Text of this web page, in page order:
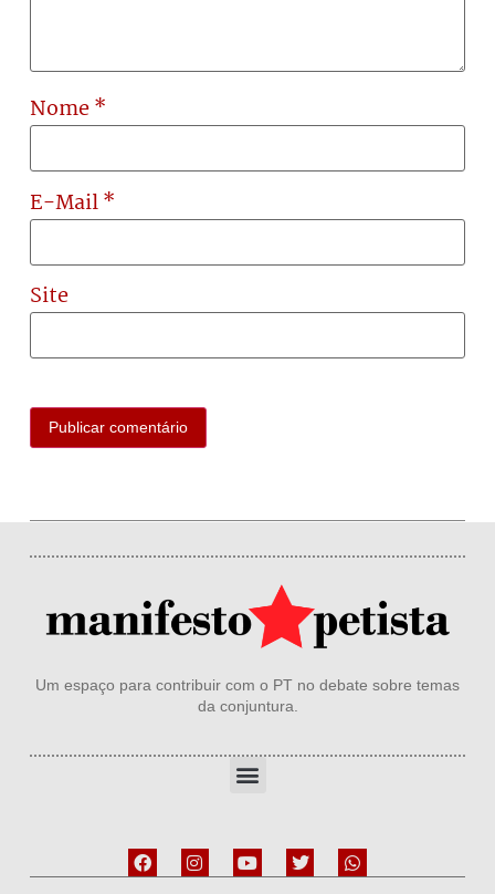
Nome*
E-Mail*
Site
Um espaço para contribuir com o PT no debate sobre temas
da conjuntura.